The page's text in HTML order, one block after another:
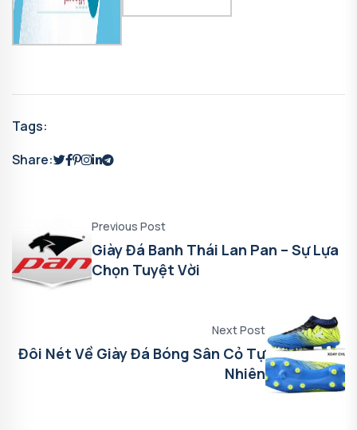
Tags:
Share:
Previous Post
Giày Đá Banh Thái Lan Pan – Sự Lựa
Chọn Tuyệt Vời
Next Post
Đôi Nét Về Giày Đá Bóng Sân Cỏ Tự
Nhiên